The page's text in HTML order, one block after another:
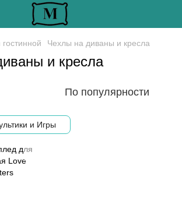
Чехлы на диваны и кресла
и кресла
По популярности
и Игры